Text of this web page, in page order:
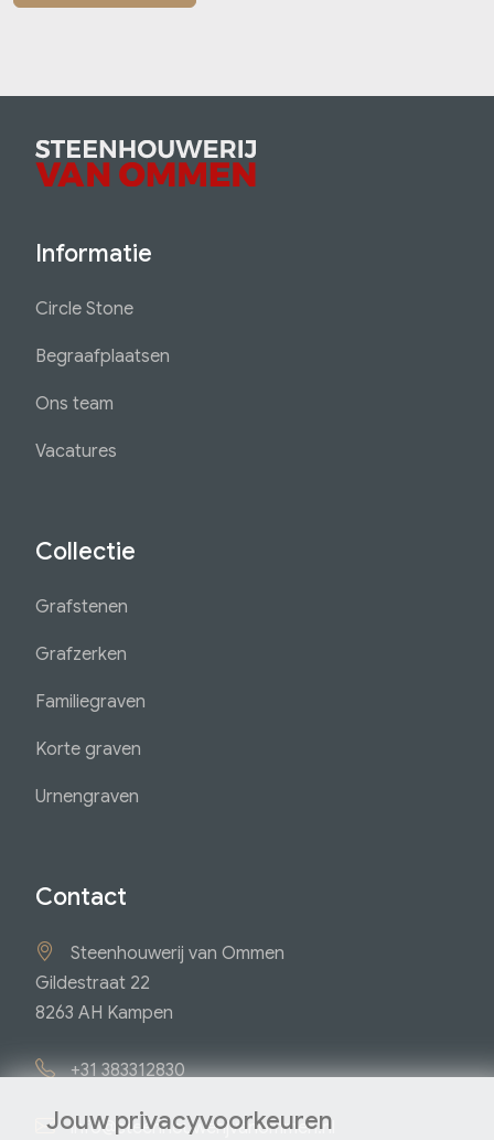
Informatie
Circle Stone
Begraafplaatsen
Ons team
Vacatures
Collectie
Grafstenen
Grafzerken
Familiegraven
Korte graven
Urnengraven
Contact
Steenhouwerij van Ommen
Gildestraat 22
8263 AH Kampen
+31 383312830
info@steenhouwerijvanommen.nl
Jouw privacyvoorkeuren